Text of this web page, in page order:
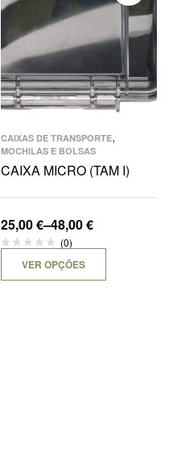
CAIXAS DE TRANSPORTE,
MOCHILAS E BOLSAS
CAIXA MICRO (TAM I)
25,00€–48,00€
(0)
VER OPÇÕES